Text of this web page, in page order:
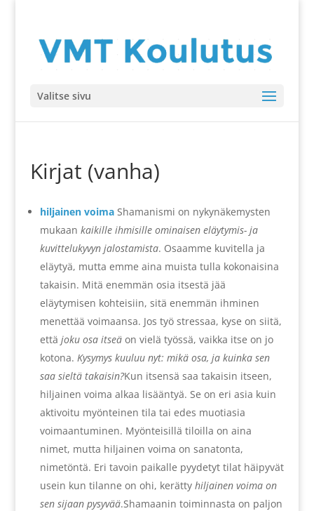
Valitse sivu
Kirjat (vanha)
hiljainen voima Shamanismi on nykynäkemysten
mukaan kaikille ihmisille ominaisen eläytymis- ja
kuvittelukyvyn jalostamista. Osaamme kuvitella ja
eläytyä, mutta emme aina muista tulla kokonaisina
takaisin. Mitä enemmän osia itsestä jää
eläytymisen kohteisiin, sitä enemmän ihminen
menettää voimaansa. Jos työ stressaa, kyse on siitä,
että joku osa itseäon vielä työssä, vaikka itse on jo
kotona. Kysymys kuuluu nyt: mikä osa, ja kuinka sen
saa sieltä takaisin?Kun itsensä saa takaisin itseen,
hiljainen voima alkaa lisääntyä. Se on eri asia kuin
aktivoitu myönteinen tila tai edes muotiasia
voimaantuminen. Myönteisillä tiloilla on aina
nimet, mutta hiljainen voima on sanatonta,
nimetöntä. Eri tavoin paikalle pyydetyt tilat häipyvät
usein kun tilanne on ohi, kerätty hiljainen voima on
sen sijaan pysyvää.Shamaanin toiminnasta on paljon